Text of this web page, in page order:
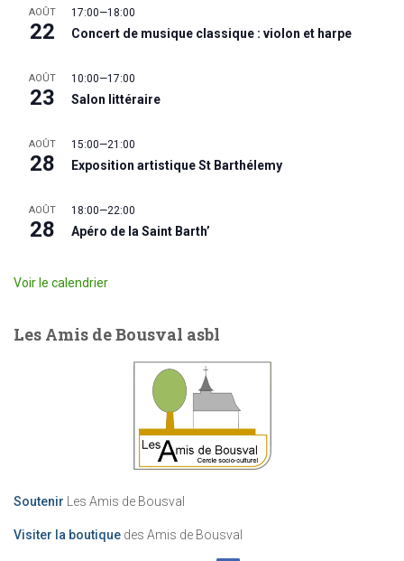
AOÛT
22
17:00—18:00
Concert de musique classique : violon et harpe
AOÛT
23
10:00—17:00
Salon littéraire
AOÛT
28
15:00—21:00
Exposition artistique St Barthélemy
AOÛT
28
18:00—22:00
Apéro de la Saint Barth’
Voir le calendrier
Les Amis de Bousval asbl
Soutenir Les Amis de Bousval
Visiter la boutique des Amis de Bousval